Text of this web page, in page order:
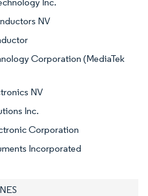
NV
Corporation (MediaTek
NV
Inc.
Corporation
Incorporated